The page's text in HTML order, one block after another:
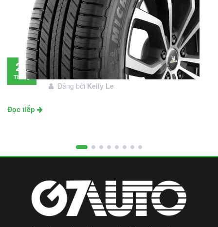
28
Tháng
Đánh giá lốp Michelin Primacy SUV: Đáng
đầu tư không?
Đăng bởi Kelly Le
Đọc tiếp